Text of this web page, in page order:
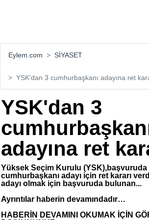
Eylem.com SİYASET
YSK'dan 3 cumhurbaşkanı adayına ret
YSK'dan 3
adayına ret
Yüksek Seçim Kurulu
cumhurbaşkanı adayı için ret kararı
adayı olmak için başvuruda bulunan...
Ayrıntılar haberin devamındadır…
HABERİN DEVAMINI OKUMAK İÇİN